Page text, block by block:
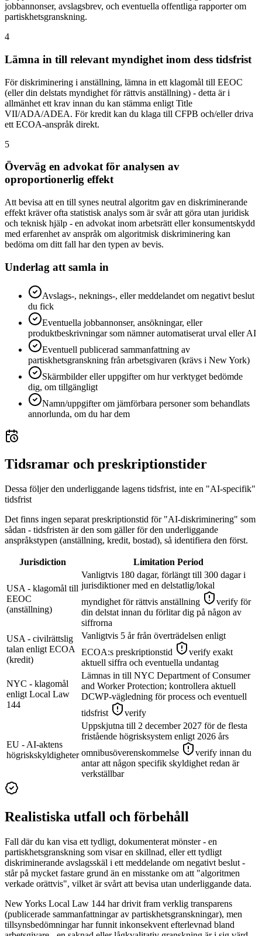
jobbannonser, avslagsbrev, och eventuella offentliga rapporter om
partiskhetsgranskning.
4
Lämna in till relevant myndighet inom dess tidsfrist
För diskriminering i anställning, lämna in ett klagomål till EEOC
(eller din delstats myndighet för rättvis anställning) - detta är i
allmänhet ett krav innan du kan stämma enligt Title
VII/ADA/ADEA. För kredit kan du klaga till CFPB och/eller driva
ett ECOA-anspråk direkt.
5
Överväg en advokat för analysen av
oproportionerlig effekt
Att bevisa att en till synes neutral algoritm gav en diskriminerande
effekt kräver ofta statistisk analys som är svår att göra utan juridisk
och teknisk hjälp - en advokat inom arbetsrätt eller konsumentskydd
med erfarenhet av anspråk om algoritmisk diskriminering kan
bedöma om ditt fall har den typen av bevis.
Underlag att samla in
Avslags-, neknings-, eller meddelandet om negativt beslut
du fick
Eventuella jobbannonser, ansökningar, eller
produktbeskrivningar som nämner automatiserat urval eller AI
Eventuell publicerad sammanfattning av
partiskhetsgranskning från arbetsgivaren (krävs i New York)
Skärmbilder eller uppgifter om hur verktyget bedömde
dig, om tillgängligt
Namn/uppgifter om jämförbara personer som behandlats
annorlunda, om du har dem
Tidsramar och preskriptionstider
Dessa följer den underliggande lagens tidsfrist, inte en "AI-specifik"
tidsfrist
Det finns ingen separat preskriptionstid för "AI-diskriminering" som
sådan - tidsfristen är den som gäller för den underliggande
anspråkstypen (anställning, kredit, bostad), så identifiera den först.
Jurisdiction Limitation Period
USA - klagomål till
EEOC
(anställning)
Vanligtvis 180 dagar, förlängt till 300 dagar i
jurisdiktioner med en delstatlig/lokal
myndighet för rättvis anställning
verify för
din delstat innan du förlitar dig på någon av
siffrorna
USA - civilrättslig
talan enligt ECOA
(kredit)
Vanligtvis 5 år från överträdelsen enligt
ECOA:s preskriptionstid
verify exakt
aktuell siffra och eventuella undantag
NYC - klagomål
enligt Local Law
144
Lämnas in till NYC Department of Consumer
and Worker Protection; kontrollera aktuell
DCWP-vägledning för process och eventuell
tidsfrist
verify
EU - AI-aktens
högriskskyldigheter
Uppskjutna till 2 december 2027 för de flesta
fristående högrisksystem enligt 2026 års
omnibusöverenskommelse
verify innan du
antar att någon specifik skyldighet redan är
verkställbar
Realistiska utfall och förbehåll
Fall där du kan visa ett tydligt, dokumenterat mönster - en
partiskhetsgranskning som visar en skillnad, eller ett tydligt
diskriminerande avslagsskäl i ett meddelande om negativt beslut -
står på mycket fastare grund än en misstanke om att "algoritmen
verkade orättvis", vilket är svårt att bevisa utan underliggande data.
New Yorks Local Law 144 har drivit fram verklig transparens
(publicerade sammanfattningar av partiskhetsgranskningar), men
tillsynsbedömningar har funnit inkonsekvent efterlevnad bland